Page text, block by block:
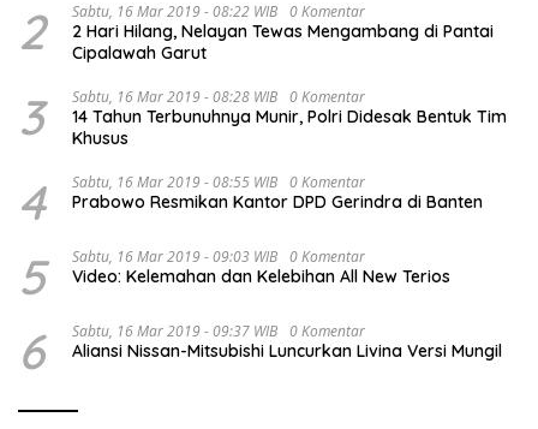
2 Sabtu, 16 Mar 2019 - 08:22 WIB 0 Komentar
2 Hari Hilang, Nelayan Tewas Mengambang di Pantai
Cipalawah Garut
3 Sabtu, 16 Mar 2019 - 08:28 WIB 0 Komentar
14 Tahun Terbunuhnya Munir, Polri Didesak Bentuk Tim
Khusus
4 Sabtu, 16 Mar 2019 - 08:55 WIB 0 Komentar
Prabowo Resmikan Kantor DPD Gerindra di Banten
5 Sabtu, 16 Mar 2019 - 09:03 WIB 0 Komentar
Video: Kelemahan dan Kelebihan All New Terios
6 Sabtu, 16 Mar 2019 - 09:37 WIB 0 Komentar
Aliansi Nissan-Mitsubishi Luncurkan Livina Versi Mungil